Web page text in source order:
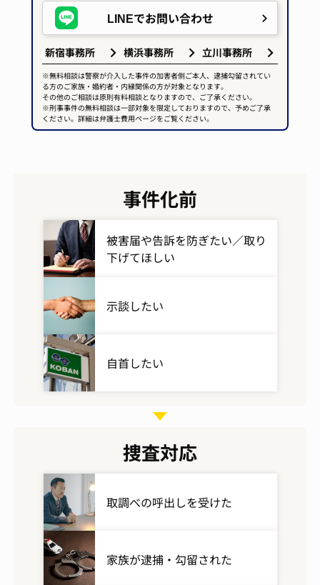
LINEでお問い合わせ
新宿事務所 横浜事務所 立川事務所
※無料相談は警察が介入した事件の加害者側ご本人、逮捕勾留されてい
る方のご家族・婚約者・内縁関係の方が対象となります。
その他のご相談は原則有料相談となりますので、ご了承ください。
※刑事事件の無料相談は一部対象を限定しておりますので、予めご了承
ください。詳細は弁護士費用ページをご覧ください。
事件化前
被害届や告訴を防ぎたい／取り
下げてほしい
示談したい
自首したい
捜査対応
取調べの呼出しを受けた
家族が逮捕・勾留された